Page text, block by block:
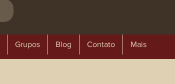
Grupos Blog Contato Mais